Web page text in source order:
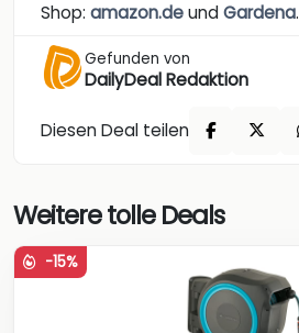
Shop: amazon.deundGardena.
Gefunden von
DailyDeal Redaktion
Diesen Deal teilen
Weitere tolle Deals
-15%